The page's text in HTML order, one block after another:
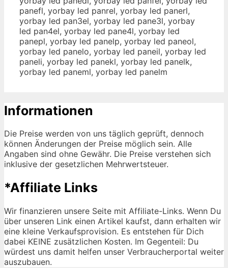
panefl, yorbay led panrel, yorbay led panerl,
yorbay led pan3el, yorbay led pane3l, yorbay
led pan4el, yorbay led pane4l, yorbay led
panepl, yorbay led panelp, yorbay led paneol,
yorbay led panelo, yorbay led paneil, yorbay led
paneli, yorbay led panekl, yorbay led panelk,
yorbay led paneml, yorbay led panelm
Informationen
Die Preise werden von uns täglich geprüft, dennoch
können Änderungen der Preise möglich sein. Alle
Angaben sind ohne Gewähr. Die Preise verstehen sich
inklusive der gesetzlichen Mehrwertsteuer.
*Affiliate Links
Wir finanzieren unsere Seite mit Affiliate-Links. Wenn Du
über unseren Link einen Artikel kaufst, dann erhalten wir
eine kleine Verkaufsprovision. Es entstehen für Dich
dabei KEINE zusätzlichen Kosten. Im Gegenteil: Du
würdest uns damit helfen unser Verbraucherportal weiter
auszubauen.